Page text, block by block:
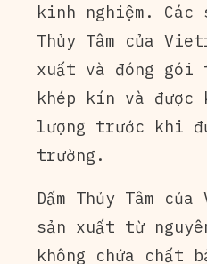
kinh nghiệm. Các
Thủy Tâm của
xuất và đóng gói
khép kín và được
lượng trước khi
trường.
Dấm Thủy Tâm
sản xuất từ
không chứa chất